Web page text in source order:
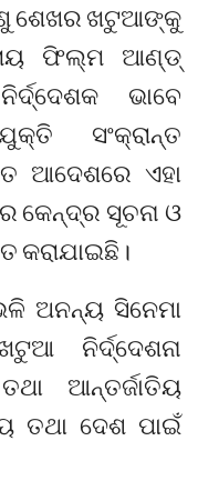
ଶେଖର ଖଟୁଆଙ୍କୁ
ଫିଲ୍ମ ଆଣ୍ଡ୍‌
ଭାବେ
ସଂକ୍ରାନ୍ତ
ଆଦେଶରେ ଏହା
କେନ୍ଦ୍ର ସୂଚନା ଓ
କରାଯାଇଛି।
ଅନନ୍ୟ ସିନେମା
ନିର୍ଦ୍ଦେଶନା
ଆନ୍ତର୍ଜାତିୟ
ତଥା ଦେଶ ପାଇଁ